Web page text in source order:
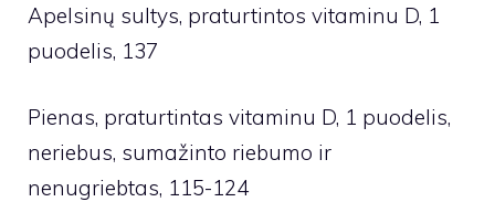
Apelsinų sultys, praturtintos vitaminu D, 1
puodelis, 137
Pienas, praturtintas vitaminu D, 1 puodelis,
neriebus, sumažinto riebumo ir
nenugriebtas, 115-124